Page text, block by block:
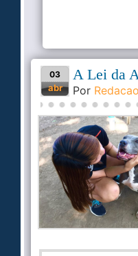
03
abr
A Lei da
Por Redacao